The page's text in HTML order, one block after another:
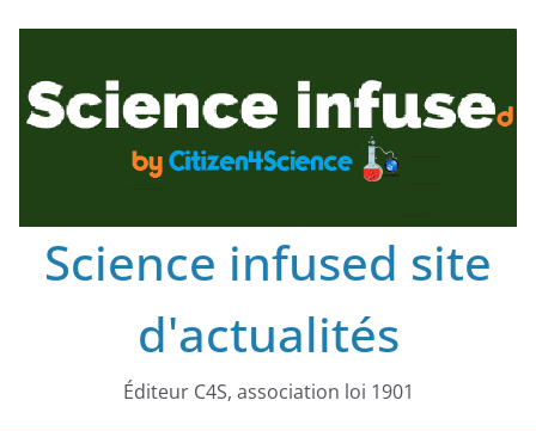
Science infused site
d'actualités
Éditeur C4S, association loi 1901